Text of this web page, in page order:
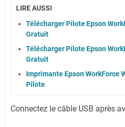
LIRE AUSSI
Télécharger Pilote Epson
Gratuit
Télécharger Pilote Epson
Gratuit
Imprimante Epson WorkForce
Pilote
Connectez le câble USB après